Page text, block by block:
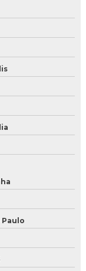
Paulo